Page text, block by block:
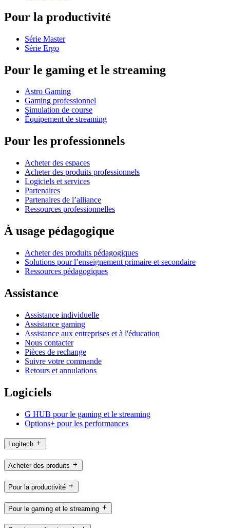
Pour la productivité
Série Master
Série Ergo
Pour le gaming et le streaming
Astro Gaming
Gaming professionnel
Simulation de course
Équipement de streaming
Pour les professionnels
Acheter des espaces
Acheter des produits professionnels
Logiciels et services
Partenaires
Partenaires de l’alliance
Ressources professionnelles
À usage pédagogique
Acheter des produits pédagogiques
Solutions pour l’enseignement primaire et secondaire
Ressources pédagogiques
Assistance
Assistance individuelle
Assistance gaming
Assistance aux entreprises et à l'éducation
Nous contacter
Pièces de rechange
Suivre votre commande
Retours et annulations
Logiciels
G HUB pour le gaming et le streaming
Options+ pour les performances
Logitech
Acheter des produits
Pour la productivité
Pour le gaming et le streaming